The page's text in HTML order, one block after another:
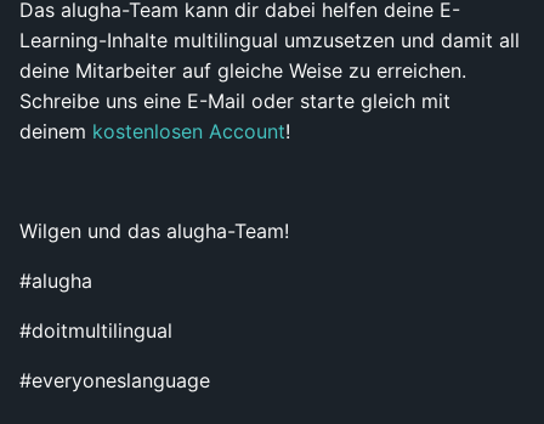
Das alugha-Team kann dir dabei helfen deine E-
Learning-Inhalte multilingual umzusetzen und damit all
deine Mitarbeiter auf gleiche Weise zu erreichen.
Schreibe uns eine E-Mail oder starte gleich mit
deinem kostenlosen Account!
Wilgen und das alugha-Team!
#alugha
#doitmultilingual
#everyoneslanguage